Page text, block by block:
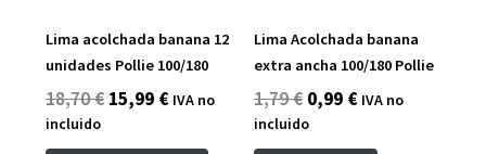
Lima acolchada banana 12
unidades Pollie 100/180
18,70€ 15,99 € IVA no
incluido
en
la
Lima Acolchada banana
extra ancha 100/180 Pollie
1,79€ 0,99 € IVA no
incluido